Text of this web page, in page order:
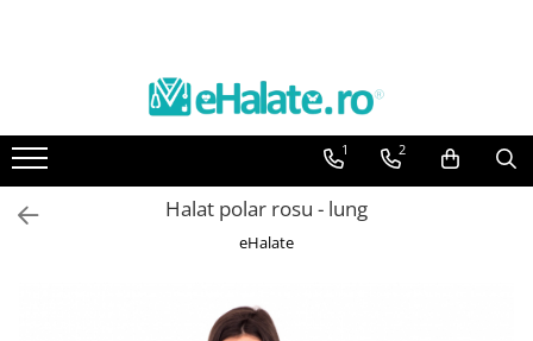
Toate Produsele
Bluze Unisex
Costume Unisex
1 2
Halat polar rosu - lung
eHalate